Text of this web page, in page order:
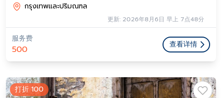
กรุงเทพและปริมณฑล
更新: 2026年8月6日 早上 7点48分
服务费
500 查看详情
打折 100